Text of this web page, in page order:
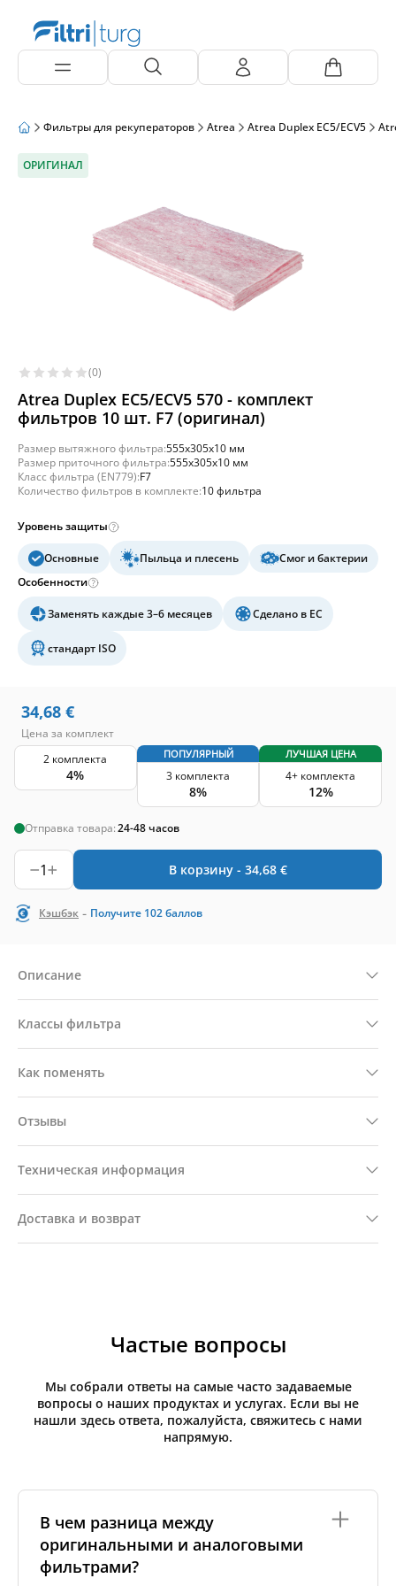
Фильтры для рекуператоров Atrea Atrea Duplex EC5/ECV5
ОРИГИНАЛ
(0)
Atrea Duplex EC5/ECV5 570 - комплект
фильтров 10 шт. F7 (оригинал)
Размер вытяжного фильтра:555x305x10 мм
Размер приточного фильтра:555x305x10 мм
Класс фильтра (EN779):F7
Количество фильтров в комплекте:10 фильтра
Уровень защиты
Основные Пыльца и плесень
Смог и бактерии
Особенности
Заменять каждые 3–6 месяцев Сделано в ЕС
стандарт ISO
34,68 €
Цена за комплект
2 комплекта
4%
ПОПУЛЯРНЫЙ
3 комплекта
8%
ЛУЧШАЯ ЦЕНА
4+ комплекта
12%
Отправка товара:24-48 часов
1 В корзину - 34,68 €
Кэшбэк - Получите 102баллов
Описание
Классы фильтра
Как поменять
Отзывы
Техническая информация
Доставка и возврат
Частые вопросы
Мы собрали ответы на самые часто задаваемые
вопросы о наших продуктах и услугах. Если вы не
нашли здесь ответа, пожалуйста, свяжитесь с нами
напрямую.
В чем разница между
оригинальными и аналоговыми
фильтрами?